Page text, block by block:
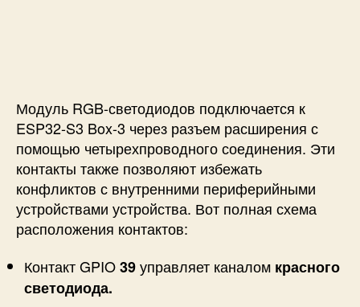
Модуль RGB-светодиодов подключается к
ESP32-S3 Box-3 через разъем расширения с
помощью четырехпроводного соединения. Эти
контакты также позволяют избежать
конфликтов с внутренними периферийными
устройствами устройства. Вот полная схема
расположения контактов:
Контакт GPIO39управляет каналом красного
светодиода.